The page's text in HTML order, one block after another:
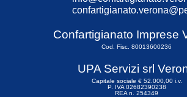
Confartigianato Imprese
Cod. Fisc. 80013600236
UPA Servizi srl
Capitale sociale € 52.000,00 i.v.
P. IVA 02682390238
REA n. 254349